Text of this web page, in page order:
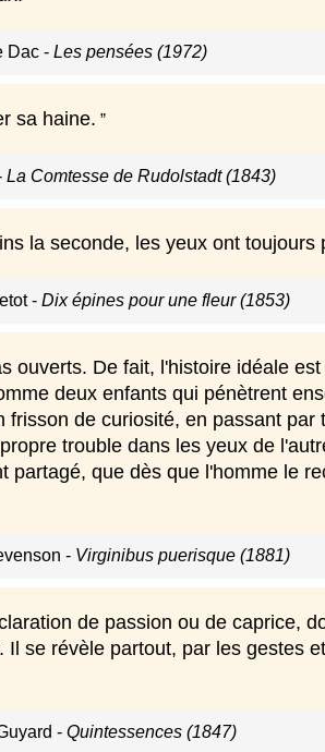
Dac - Les pensées (1972)
sa haine.
La Comtesse de Rudolstadt (1843)
la seconde, les yeux ont
- Dix épines pour une fleur (1853)
ouverts. De fait, l'histoire idéale
deux enfants qui pénètrent
de curiosité, en passant par
trouble dans les yeux de
partagé, que dès que l'homme le
- Virginibus puerisque (1881)
de passion ou de caprice,
se révèle partout, par les gestes
- Quintessences (1847)